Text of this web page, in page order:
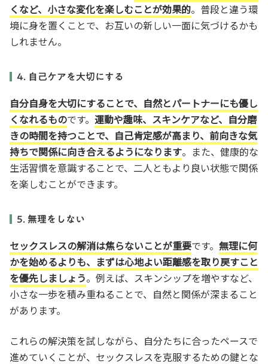
くなど、小さな変化を楽しむことが効果的。普段と違う環
境に身を置くことで、お互いの新しい一面に気づけるかも
しれません。
4. 自己ケアを大切にする
自分自身を大切にすることで、自然とパートナーにも優し
くなれるものです。 運動や趣味、スキンケアなど、自分磨
きの時間を持つことで、自己肯定感が高まり、前向きな気
持ちで関係に向き合えるようになります。また、健康的な
生活習慣を意識することで、二人ともより良い状態で関係
を楽しむことができます。
5. 無理をしない
セックスレスの解消は焦らないことが重要です。 無理に何
かを始めるよりも、まずは心地よい距離感を取り戻すこと
を優先しましょう。例えば、スキンシップを増やすなど、
小さな一歩を積み重ねることで、自然と関係が深まること
があります。
これらの解決策を試しながら、自分たちに合ったペースで
進めていくことが、セックスレスを克服するための鍵とな